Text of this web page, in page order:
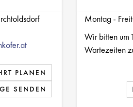
PLANEN
SENDEN
Montag -
Wir bitten um
Wartezeiten